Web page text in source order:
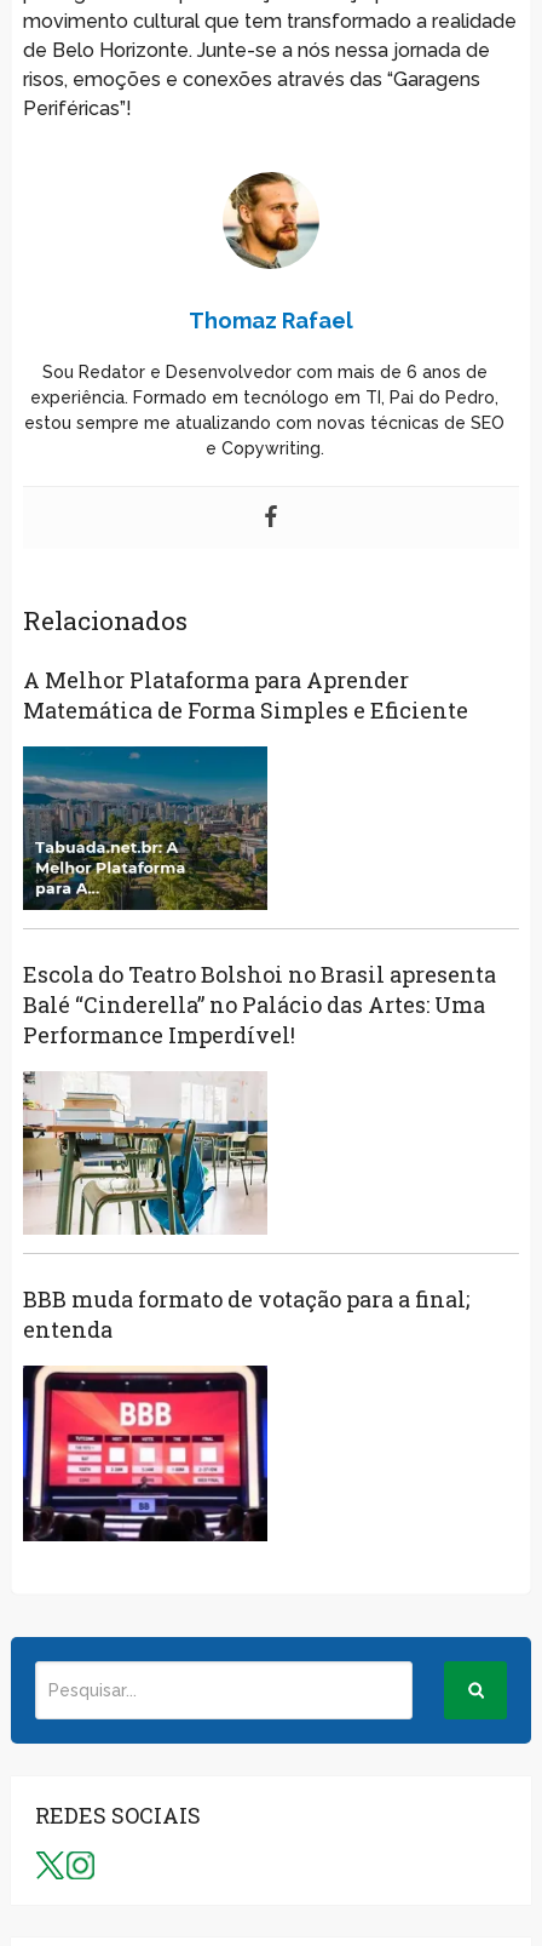
movimento cultural que tem transformado a realidade
de Belo Horizonte. Junte-se a nós nessa jornada de
risos, emoções e conexões através das “Garagens
Periféricas”!
Thomaz Rafael
Sou Redator e Desenvolvedor com mais de 6 anos de
experiência. Formado em tecnólogo em TI, Pai do Pedro,
estou sempre me atualizando com novas técnicas de SEO
e Copywriting.
Relacionados
A Melhor Plataforma para Aprender
Matemática de Forma Simples e Eficiente
Escola do Teatro Bolshoi no Brasil apresenta
Balé “Cinderella” no Palácio das Artes: Uma
Performance Imperdível!
BBB muda formato de votação para a final;
entenda
REDES SOCIAIS